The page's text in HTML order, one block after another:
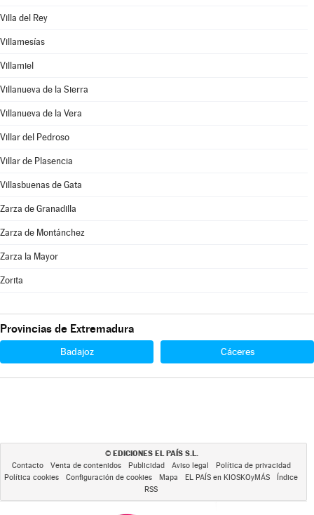
Villa del Rey
Villamesías
Villamiel
Villanueva de la Sierra
Villanueva de la Vera
Villar del Pedroso
Villar de Plasencia
Villasbuenas de Gata
Zarza de Granadilla
Zarza de Montánchez
Zarza la Mayor
Zorita
Provincias de Extremadura
Badajoz Cáceres
© EDICIONES EL PAÍS S.L.
Contacto Venta de contenidos Publicidad Aviso legal
Política de privacidad
Política cookies
Configuración de cookies Mapa EL PAÍS en KIOSKOyMÁS
Índice
RSS